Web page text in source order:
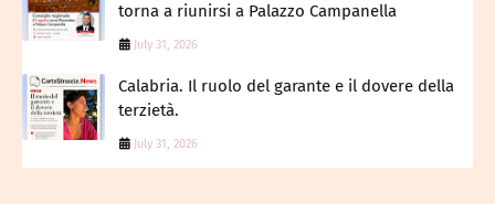
torna a riunirsi a Palazzo Campanella
July 31, 2026
Calabria. Il ruolo del garante e il dovere della
terzietà.
July 31, 2026